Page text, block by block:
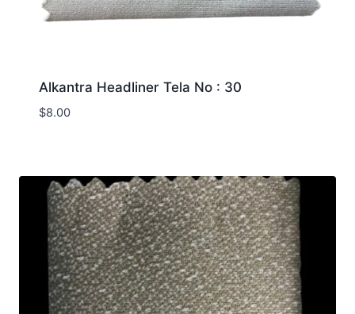
Alkantra Headliner Tela No : 30
$8.00